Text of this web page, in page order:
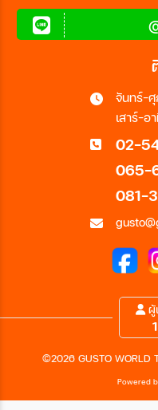
จันทร์-
เสาร์-อ
02-
065-
081-
ผู้
©2026 GUSTO WORLD
Powered